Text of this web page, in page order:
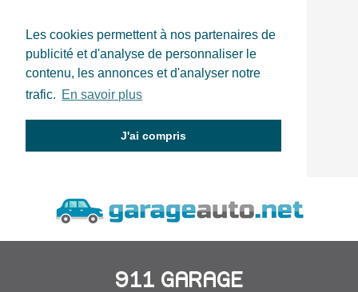
Les cookies permettent à nos partenaires de
publicité et d'analyse de personnaliser le
contenu, les annonces et d'analyser notre
trafic. En savoir plus
J'ai compris
911 GARAGE